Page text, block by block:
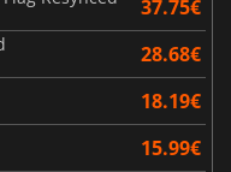
37.75€
28.68€
18.19€
15.99€